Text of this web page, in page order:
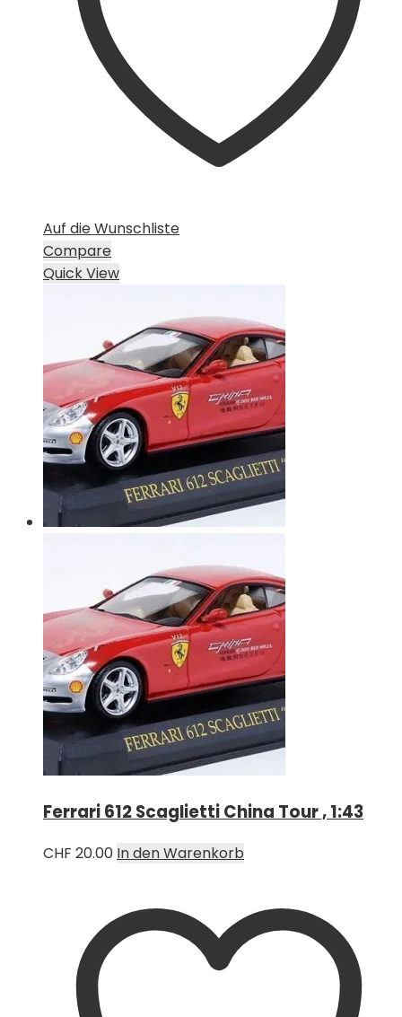
Auf die Wunschliste
Compare
Quick View
Ferrari 612 Scaglietti China Tour , 1:43
CHF 20.00 In den Warenkorb